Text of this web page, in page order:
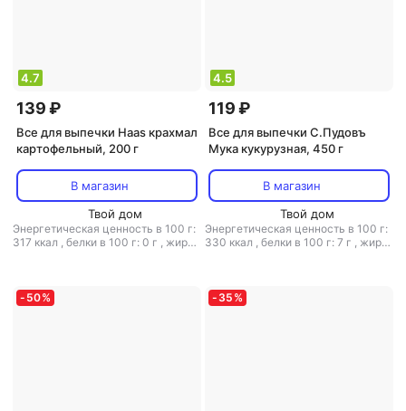
4.7
139 ₽
Все для выпечки Haas крахмал
картофельный, 200 г
В магазин
Твой дом
Энергетическая ценность в 100 г:
317 ккал , белки в 100 г: 0 г , жиры
4.5
119 ₽
Все для выпечки С.Пудовъ
Мука кукурузная, 450 г
В магазин
Твой дом
Энергетическая ценность в 100 г:
330 ккал , белки в 100 г: 7 г , жиры
- 50% - 35 %